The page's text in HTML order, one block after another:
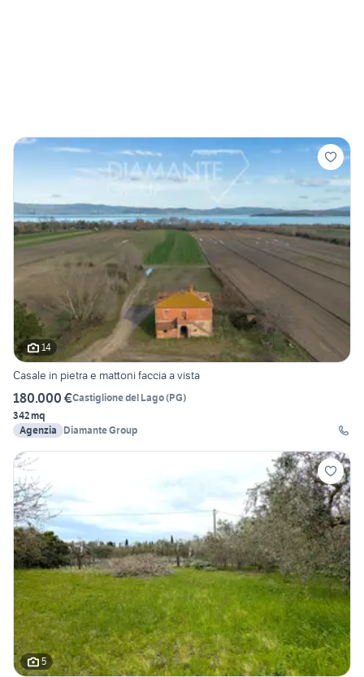
14
Casale in pietra e mattoni faccia a vista
180.000 €Castiglione del Lago(PG)
342 mq
Agenzia
Diamante Group
5